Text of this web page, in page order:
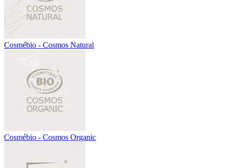
Cosmébio - Cosmos Natural
Cosmébio - Cosmos Organic